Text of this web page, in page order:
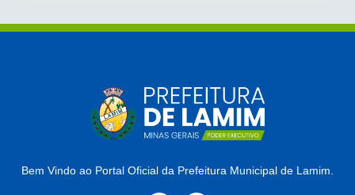
Bem Vindo ao Portal Oficial da Prefeitura Municipal de Lamim.